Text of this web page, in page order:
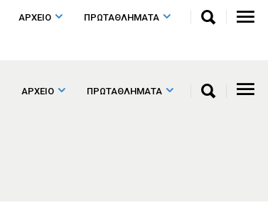
ΑΡΧΕΙΟ ΠΡΩΤΑΘΛΗΜΑΤΑ
ΑΡΧΕΙΟ ΠΡΩΤΑΘΛΗΜΑΤΑ